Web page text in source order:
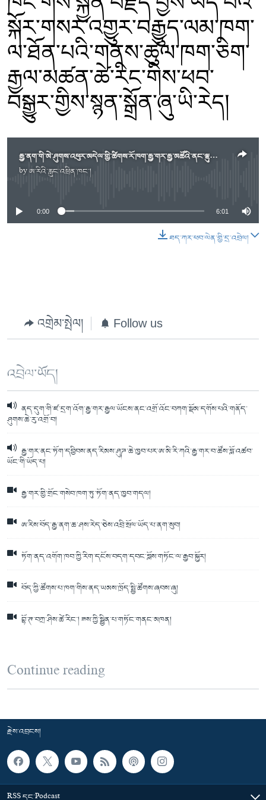
སྐོར་གསར་འགྱུར་བརྒྱུད་ལམ་ཁག་
ལ་ཐོན་པའི་གནས་ཚུལ་ཁག་ཅིག་
རྒྱལ་མཚན་ཚེ་རིང་གིས་ཕབ་
བསྒྱུར་གྱིས་སྙན་སྒྲོན་ཞུ་ཡི་རེད།
རྒྱ་ནག་གི་མེ་ཤུགས་འཕུར་མདེལ་གྱི་ཚིགས་རོ་ཁག་རྒྱ་གར་རྒྱ་མཚོའི་ནང་ལྷུངས་ཡོད་པ།
byཨ་རིའི་རླུང་འཕྲིན་ཁང་།No media source currently available
0:00 6:01
ཐད་ཀར་ཕབ་ལེན་གྱི་དྲ་འབྲེལ།
འགྲེམ་སྤེལ། Follow us
འབྲེལ་ཡོད།
ནད་དུག་གི་ཛ་དྲག་འོག་རྒྱ་གར་རྒྱལ་ཡོངས་ནང་འགྲོ་འོང་བཀག་སྡོམ་དགོས་པའི་གནོད་
ཤུགས་ཆེ་རུ་འགྲོ་བ།
རྒྱ་གར་ནང་ཏོག་དབྱིབས་ནད་རིམས་ཤུཌ་ཆེ་ཁྱབ་པར་ཨ་མི་རི་ཀའི་རྒྱ་གར་བ་ཚོས་བློ་འཚབ་
ཡོང་གི་ཡོད་པ།
རྒྱ་གར་གྱི་གྲོང་གསེབ་ཁག་ཏུ་ཏོག་ནད་ཁྱབ་གདལ།
ཨ་རིས་བོད་རྒྱ་ནག་ཆ་ཤས་རེད་ཅེས་འབྲི་སྲོལ་ཡོད་པ་ནག་སུབ།
ཏོག་ནད་འགོག་ཁབ་ཀྱི་རིག་དངོས་བདག་དབང་བློས་གཏོང་ལ་རྒྱབ་སྐྱོར།
བོད་ཀྱི་ཚོགས་པ་ཁག་གིས་ནད་ཡམས་ཁྲོད་སྤྱི་ཚོགས་ཞབས་ཞུ།
བྷོ་ཊ་བཀྲ་ཤིས་ཚེ་རིང་། ཟས་ཀྱི་སྦྱིན་པ་གཏོང་གནང་མཁན།
Continue reading
རྗེས་འབྲངས།
RSS དང་Podcast